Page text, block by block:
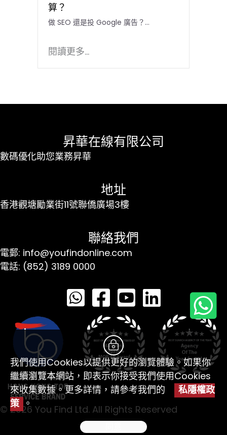
算？
做 SEO 還是投 Google 廣告？…
閱讀更多...
昇華在線有限公司
數碼優化助您業務昇華
地址
香港觀塘勵業街11號聯僑廣場3樓
聯絡我們
電郵: info@youfindonline.com
電話: (852) 3189 0000
© 2026 You Find Ltd. All Rights Reserved
我們使用Cookies以提供更好的瀏覽體驗。如果你
繼續瀏覽本網站，即表示你接受我們使用Cookies
來收集數據。更多詳情，請參考我們的
私隱權政
策 。